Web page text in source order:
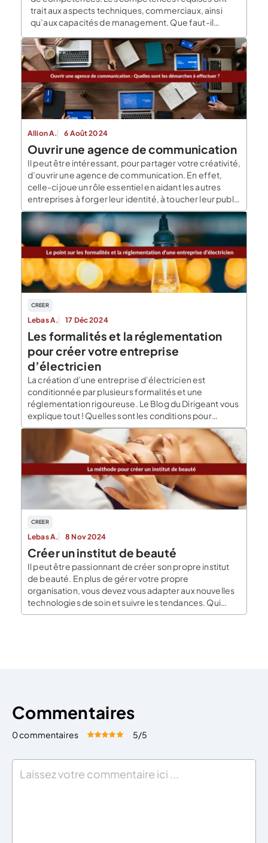
trait aux aspects techniques, commerciaux, ainsi
qu’aux capacités de management. Que faut-il
Allion A. 6 Août 2024
Ouvrir une agence de communication
Il peut être intéressant, pour partager votre créativité,
d’ouvrir une agence de communication. En effet,
celle-ci joue un rôle essentiel en aidant les autres
entreprises à forger leur identité, à toucher leur public
cible et à prospérer dans un paysage médiatique
complexe. Cette aventure entrepreneuriale offre
une expérience dynamique. Dans cet article, nous
allons voir […]
CREER
Lebas A. 17 Déc 2024
Les formalités et la réglementation
pour créer votre entreprise
d’électricien
La création d’une entreprise d’électricien est
conditionnée par plusieurs formalités et une
réglementation rigoureuse. Le Blog du Dirigeant vous
explique tout ! Quelles sont les conditions pour
pouvoir créer sa propre société d’électricité ? Pour
pouvoir vous engager dans la création de votre
activité, vous devez respecter certaines conditions.
Avoir la capacité de gestion ; […]
CREER
Lebas A. 8 Nov 2024
Créer un institut de beauté
Il peut être passionnant de créer son propre institut
de beauté. En plus de gérer votre propre
organisation, vous devez vous adapter aux nouvelles
technologies de soin et suivre les tendances. Qui
peut créer un institut de beauté ? Trois règles
Commentaires
0 commentaires Évaluez cet article:
5/5